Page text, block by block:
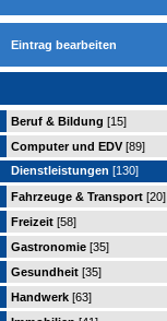
Eintrag bearbeiten
Beruf & Bildung [15]
Computer und EDV [89]
Dienstleistungen [130]
Fahrzeuge & Transport [20]
Freizeit [58]
Gastronomie [35]
Gesundheit [35]
Handwerk [63]